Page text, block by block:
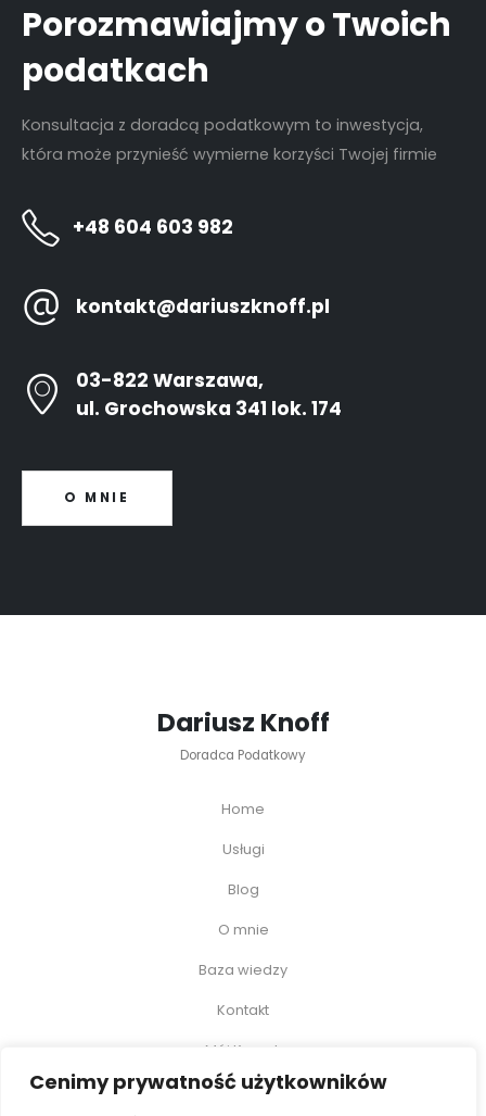
Cenimy prywatność użytkowników
Porozmawiajmy o Twoich
podatkach
Konsultacja z doradcą podatkowym to inwestycja,
która może przynieść wymierne korzyści Twojej firmie
+48 604 603 982
kontakt@dariuszknoff.pl
03-822 Warszawa,
ul. Grochowska 341 lok. 174
O MNIE
Dariusz Knoff
Doradca Podatkowy
Home
Usługi
Blog
O mnie
Baza wiedzy
Kontakt
Mój Koszyk
Moje Konto